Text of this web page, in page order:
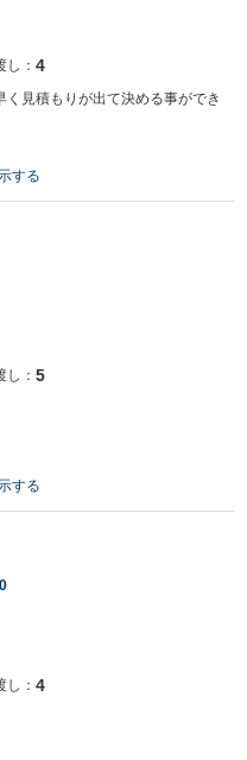
し： 4
見積もりが出て決める事ができ
する
し： 5
する
し： 4